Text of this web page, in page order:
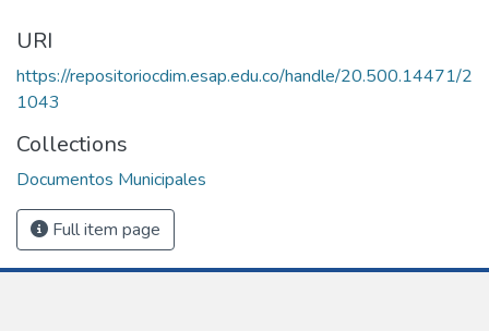
URI
https://repositoriocdim.esap.edu.co/handle/20.500.14471/2
1043
Collections
Documentos Municipales
Full item page